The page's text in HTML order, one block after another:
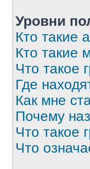
Уровни
Кто такие
Кто такие
Что такое
Где
Как мне
Почему
Что такое
Что